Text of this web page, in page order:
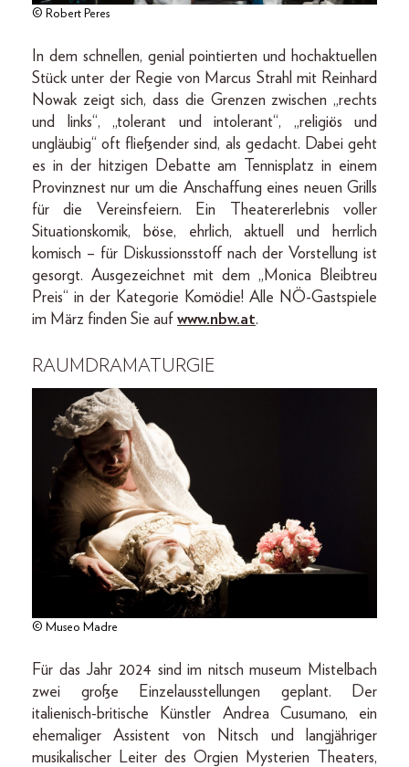
© Robert Peres
In dem schnellen, genial pointierten und hochaktuellen
Stück unter der Regie von Marcus Strahl mit Reinhard
Nowak zeigt sich, dass die Grenzen zwischen „rechts
und links“, „tolerant und intolerant“, „religiös und
ungläubig“ oft fließender sind, als gedacht. Dabei geht
es in der hitzigen Debatte am Tennisplatz in einem
Provinznest nur um die Anschaffung eines neuen Grills
für die Vereinsfeiern. Ein Theatererlebnis voller
Situationskomik, böse, ehrlich, aktuell und herrlich
komisch – für Diskussionsstoff nach der Vorstellung ist
gesorgt. Ausgezeichnet mit dem „Monica Bleibtreu
Preis“ in der Kategorie Komödie! Alle NÖ-Gastspiele
im März finden Sie auf www.nbw.at.
RAUMDRAMATURGIE
© Museo Madre
Für das Jahr 2024 sind im nitsch museum Mistelbach
zwei große Einzelausstellungen geplant. Der
italienisch-britische Künstler Andrea Cusumano, ein
ehemaliger Assistent von Nitsch und langjähriger
musikalischer Leiter des Orgien Mysterien Theaters,